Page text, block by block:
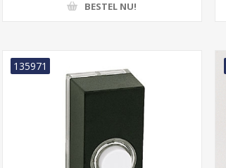
BESTEL NU!
135971